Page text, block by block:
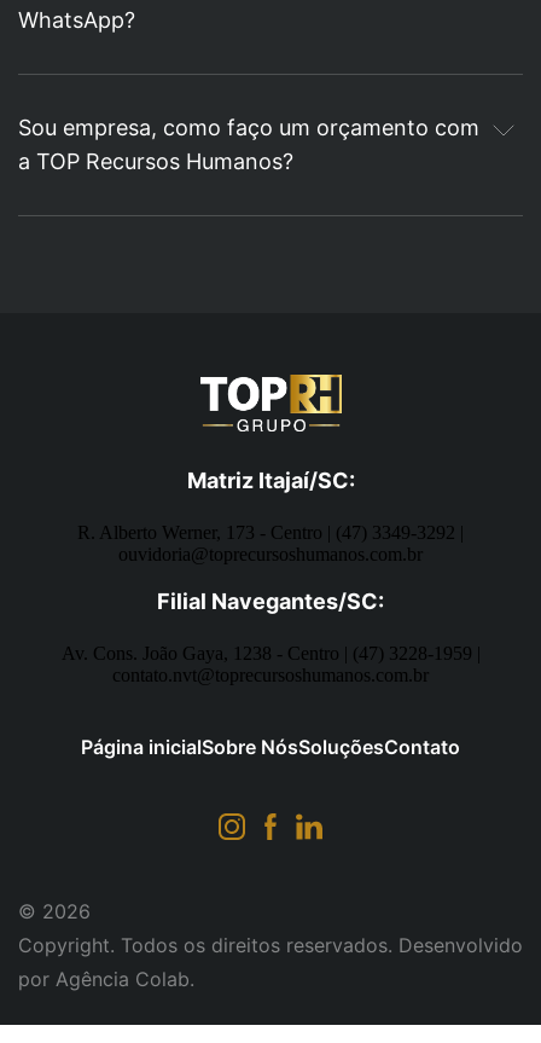
WhatsApp?
Sou empresa, como faço um orçamento com
a TOP Recursos Humanos?
Matriz Itajaí/SC:
R. Alberto Werner, 173 - Centro | (47) 3349-3292 |
ouvidoria@toprecursoshumanos.com.br
Filial Navegantes/SC:
Av. Cons. João Gaya, 1238 - Centro | (47) 3228-1959 |
contato.nvt@toprecursoshumanos.com.br
Página inicialSobre NósSoluçõesContato
© 2026
Copyright. Todos os direitos reservados. Desenvolvido
por Agência Colab.